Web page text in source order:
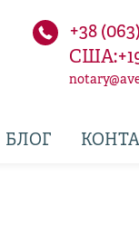
+38
БЛОГ